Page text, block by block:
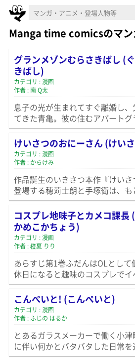
Manga time comicsのマン
グランメゾンむらさきばし (
きばし)
カテゴリ : 漫画
作者 : 南 Q太
息子の光が生まれてすぐ離婚し
てきた青亀。彼の住むアパート
けいさつのおにーさん (けい
カテゴリ : 漫画
作者 : からけみ
作品誕生のいきさつ本作『けい
登場する穂苅士朗と手塚衛は、
コスプレ地味子とカメコ課長
かめこかちょう)
カテゴリ : 漫画
作者 : 橙夏 りり
あらすじ第1巻ふだんはOLとして
休日になると趣味のコスプレで
こんぺいと! (こんぺいと)
カテゴリ : 漫画
作者 : ふじの はるか
とあるガラスメーカーで働く小
に伴い何かとバタバタした日常